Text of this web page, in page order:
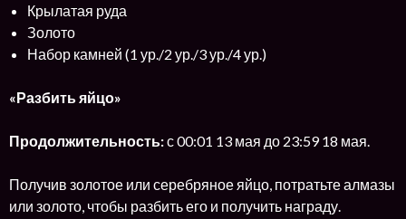
Крылатая руда
Золото
Набор камней (1 ур./2 ур./3 ур./4 ур.)
«Разбить яйцо»
Продолжительность:с 00:01 13 мая до 23:59 18 мая.
Получив золотое или серебряное яйцо, потратьте алмазы
или золото, чтобы разбить его и получить награду.